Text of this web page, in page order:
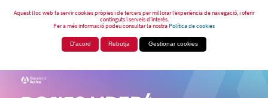
Aquest lloc web fa servir cookies pròpies i de tercers per millorar l’experiència de navegació, i oferir
continguts i serveis d’interès.
Per a més informació podeu consultar la nostraPolítica de cookies
D'acord Rebutja Gestionar cookies